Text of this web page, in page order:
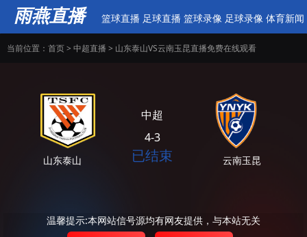
雨燕直播 篮球直播 足球直播 篮球录像 足球录像 体育新闻
当前位置： 首页> 中超直播> 山东泰山VS云南玉昆直播免费在线观看
山东泰山
中超
4-3
已结束 云南玉昆
温馨提示:本网站信号源均有网友提供，与本站无关